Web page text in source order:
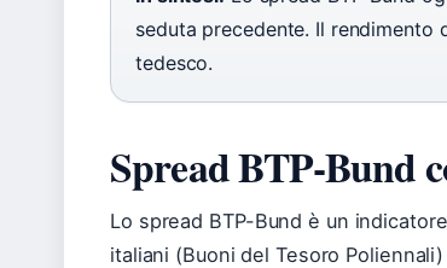
seduta precedente. Il rendimento
tedesco.
Spread BTP-Bund
Lo spread BTP-Bund è un
italiani (Buoni del Tesoro